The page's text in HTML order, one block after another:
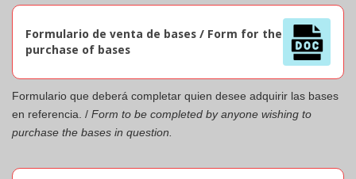
Formulario de venta de bases / Form for the
purchase of bases
Formulario que deberá completar quien desee adquirir las bases
en referencia. / Form to be completed by anyone wishing to
purchase the bases in question.